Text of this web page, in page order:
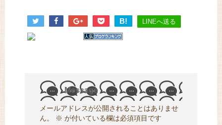
B! LINEへ送る
Message
メールアドレスが公開されることはありませ
ん。
※ が付いている欄は必須項目です